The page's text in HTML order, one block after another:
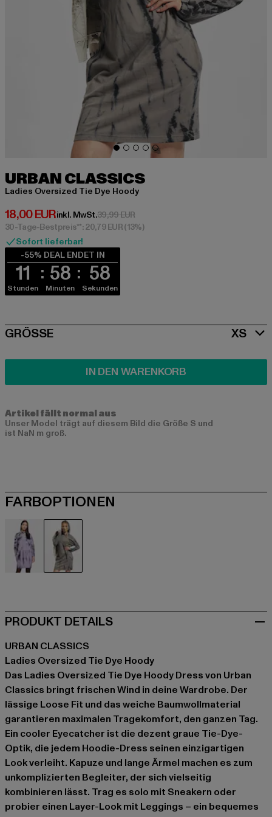
URBAN CLASSICS
Ladies Oversized Tie Dye Hoody
18,00 EUR
Derzeitiger Preis: 18,00 EUR
inkl. MwSt.39,99 EURAktionspreis: 39,99 EUR
30-Tage-Bestpreis**: 20,79 EUR(13%)
Sofort lieferbar!
-55% DEAL ENDET IN
11
Stunden
58
Minuten
58
Sekunden
SIZE
GRÖSSE XS
IN DEN WARENKORB
Artikel fällt normal aus
Unser Model trägt auf diesem Bild die Größe S und
ist NaN m groß.
FARBOPTIONEN
PRODUKT DETAILS
URBAN CLASSICS
Ladies Oversized Tie Dye Hoody
Das Ladies Oversized Tie Dye Hoody Dress von Urban
Classics bringt frischen Wind in deine Wardrobe. Der
lässige Loose Fit und das weiche Baumwollmaterial
garantieren maximalen Tragekomfort, den ganzen Tag.
Ein cooler Eyecatcher ist die dezent graue Tie-Dye-
Optik, die jedem Hoodie-Dress seinen einzigartigen
Look verleiht. Kapuze und lange Ärmel machen es zum
unkomplizierten Begleiter, der sich vielseitig
kombinieren lässt. Trag es solo mit Sneakern oder
probier einen Layer-Look mit Leggings – ein bequemes